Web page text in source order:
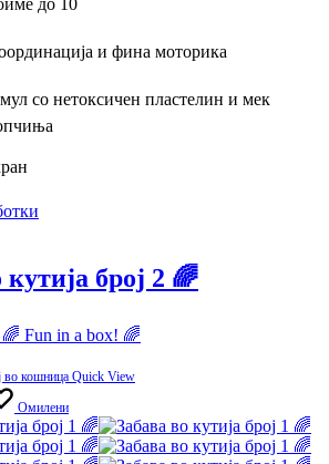
до 10
и фина моторика
со нетоксичен пластелин и мек
број 2 🌈
Fun in a box! 🌈
во кошница Quick View
Омилени